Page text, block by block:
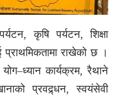
कृषि पर्यटन, शिक्षा
राखेको छ ।
योग–ध्यान कार्यक्रम, रैथाने
प्रवद्र्धन, स्वयंसेवी